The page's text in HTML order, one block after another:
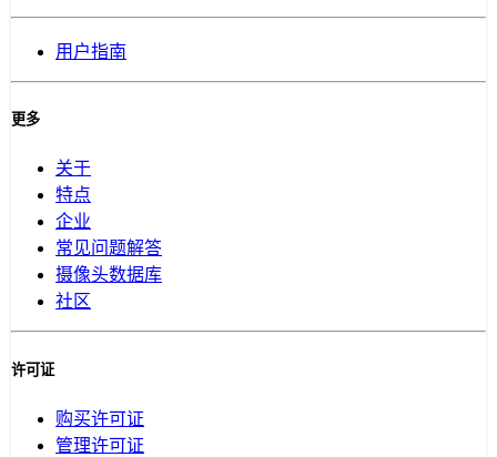
用户指南
更多
关于
特点
企业
常见问题解答
摄像头数据库
社区
许可证
购买许可证
管理许可证